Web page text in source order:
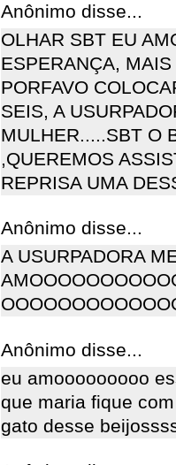
Anônimo disse...
OLHAR SBT EU
ESPERANÇA,
PORFAVO
SEIS, A
MULHER.....SBT O
,QUEREMOS
REPRISA UMA
Anônimo disse...
A USURPADORA
Anônimo disse...
eu amooooooooo
que maria fique
gato desse